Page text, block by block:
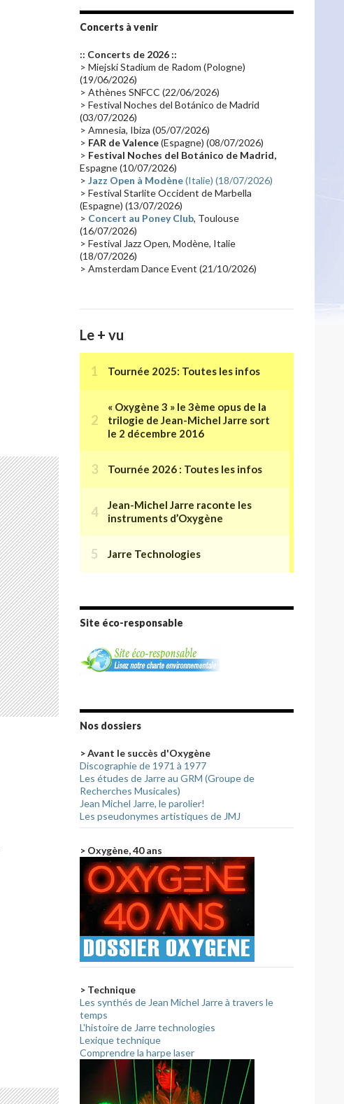
Promo 2019
Emissions 2010 Disques rares
Synthé 70's(20)
Claviériste(19) Groupe de Recherche Musicale
France 2 (18)
Critique(17) Coffret(17) Chronologie(16)
Passages radio(16)
Synthé 80's(16) Les concerts en Chine (16)
Cinéma(16) Houston
Synthé Roland Belgique
Récompense(14) Collaborations 70's(14)
Astronomie(14) France Inter(14)
Concerts à venir
:: Concerts de 2026 ::
> Miejski Stadium de Radom (Pologne)
(19/06/2026)
> Athènes SNFCC (22/06/2026)
> Festival Noches del Botánico de Madrid
(03/07/2026)
> Amnesia, Ibiza (05/07/2026)
> FAR de Valence(Espagne) (08/07/2026)
> Festival Noches del Botánico de Madrid,
Espagne (10/07/2026)
> Jazz Open à Modène(Italie) (18/07/2026)
> Festival Starlite Occident de Marbella
(Espagne) (13/07/2026)
> Concert au Poney Club, Toulouse
(16/07/2026)
> Festival Jazz Open, Modène, Italie
(18/07/2026)
> Amsterdam Dance Event (21/10/2026)
Le + vu
Site éco-responsable
Nos dossiers
> Avant le succès d'Oxygène
Discographie de 1971 à 1977
Les études de Jarre au GRM (Groupe de
Recherches Musicales)
Jean Michel Jarre, le parolier!
Les pseudonymes artistiques de JMJ
> Oxygène, 40 ans
> Technique
Les synthés de Jean Michel Jarre à travers le
temps
L'histoire de Jarre technologies
Lexique technique
Comprendre la harpe laser